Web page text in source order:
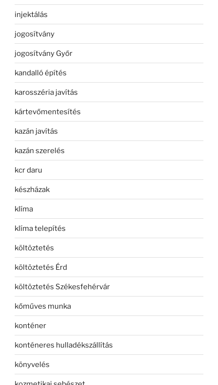
injektálás
jogosítvány
jogosítvány Győr
kandalló építés
karosszéria javítás
kártevőmentesítés
kazán javítás
kazán szerelés
kcr daru
készházak
klíma
klíma telepítés
költöztetés
költöztetés Érd
költöztetés Székesfehérvár
kőműves munka
konténer
konténeres hulladékszállítás
könyvelés